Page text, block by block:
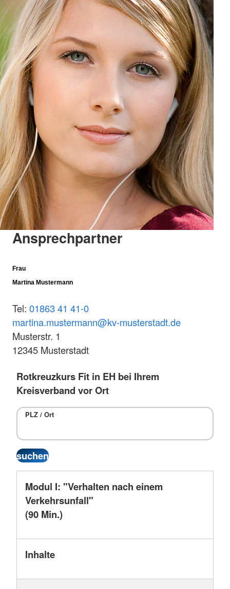
Ansprechpartner
Frau
Martina Mustermann
Tel: 01863 41 41-0
martina.mustermann@kv-musterstadt.de
Musterstr. 1
12345 Musterstadt
Rotkreuzkurs Fit in EH bei Ihrem
Kreisverband vor Ort
PLZ / Ort
Modul I: "Verhalten nach einem
Verkehrsunfall"
(90 Min.)
Inhalte